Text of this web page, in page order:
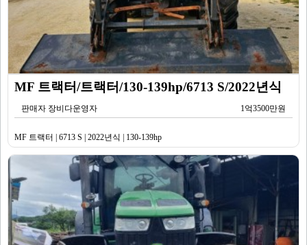
MF 트랙터/트랙터/130-139hp/6713 S/2022년식
판매자 장비다운영자 1억3500만원
MF 트랙터 | 6713 S | 2022년식 | 130-139hp